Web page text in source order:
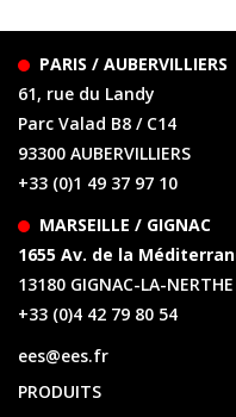
PARIS / AUBERVILLIERS
61, rue du Landy
Parc Valad B8 / C14
93300 AUBERVILLIERS
+33 (0)1 49 37 97 10
MARSEILLE / GIGNAC
1655 Av. de la
13180 GIGNAC-LA-NERTHE
+33 (0)4 42 79 80 54
ees@ees.fr
PRODUITS